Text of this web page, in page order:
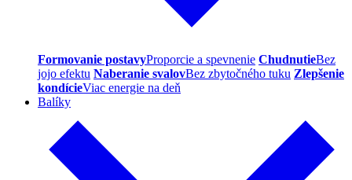
Formovanie postavyProporcie a spevnenie ChudnutieBez
jojo efektu Naberanie svalovBez zbytočného tuku Zlepšenie
kondícieViac energie na deň
Balíky